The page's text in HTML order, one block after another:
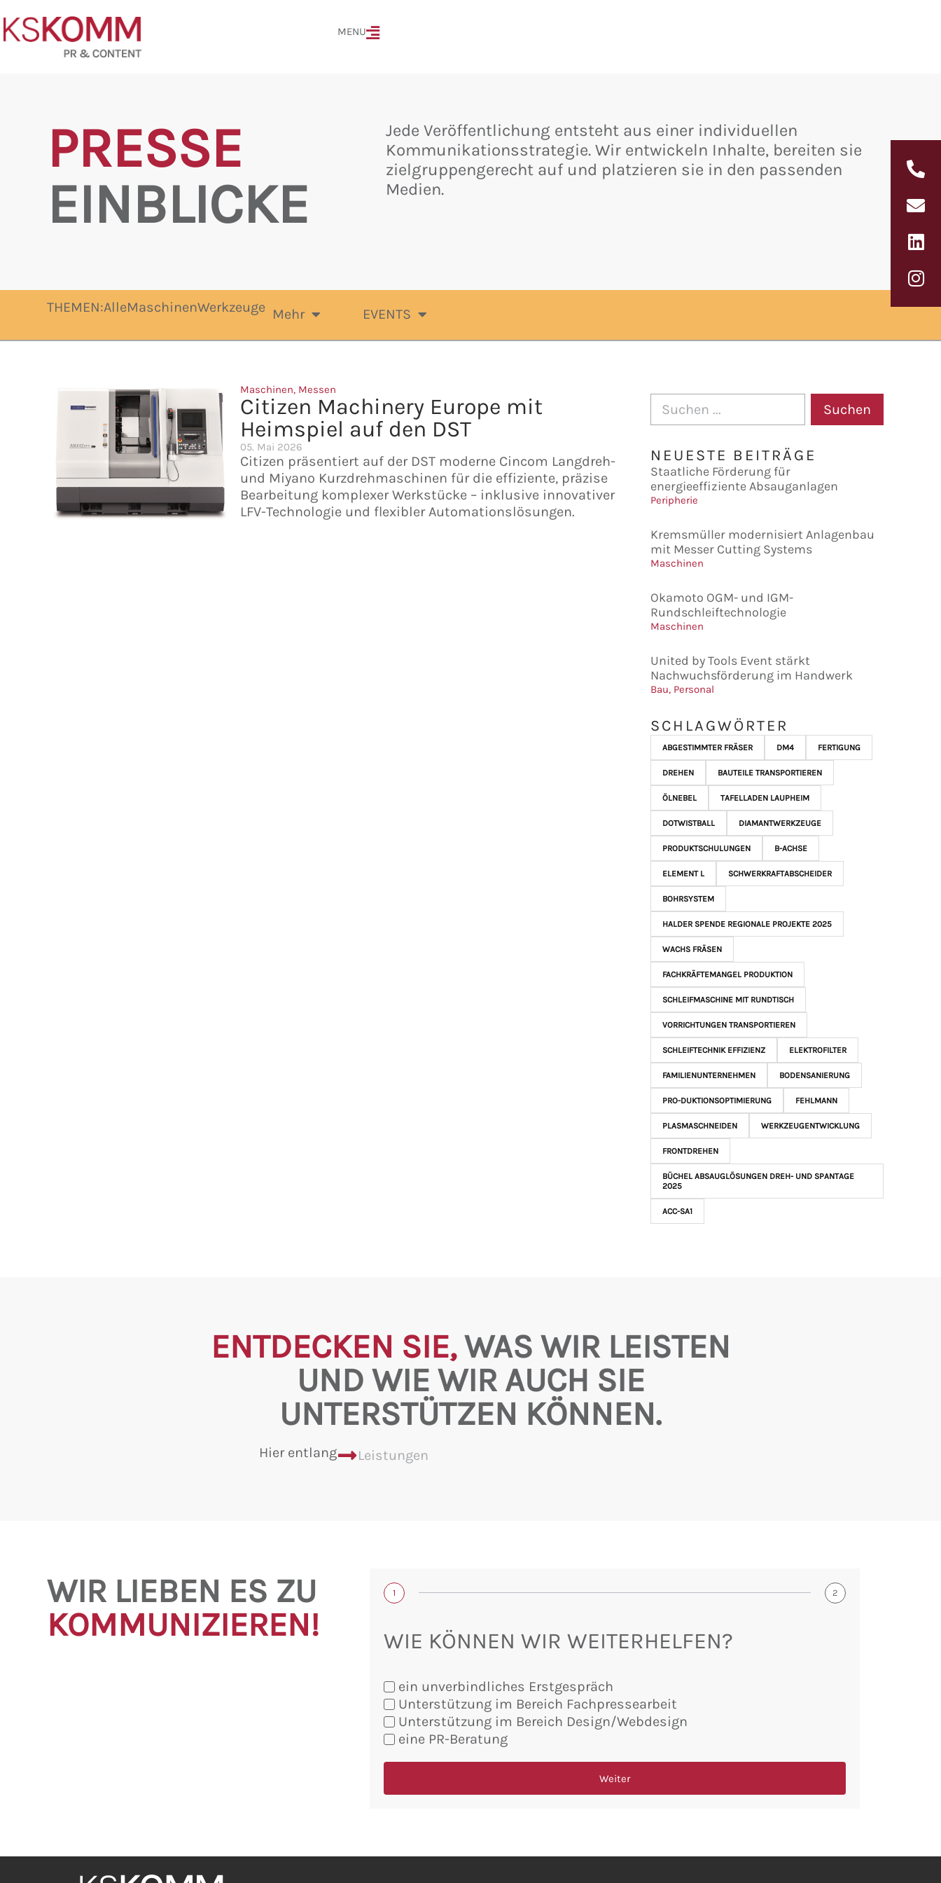
MENU MENÜ
PRESSE
EINBLICKE
Jede Veröffentlichung entsteht aus einer individuellen
Kommunikationsstrategie. Wir entwickeln Inhalte, bereiten sie
zielgruppengerecht auf und platzieren sie in den passenden
Medien.
THEMEN:AlleMaschinenWerkzeuge Mehr EVENTS
Maschinen, Messen
Citizen Machinery Europe mit
Heimspiel auf den DST
05. Mai 2026
Citizen präsentiert auf der DST moderne Cincom Langdreh-
und Miyano Kurzdrehmaschinen für die effiziente, präzise
Bearbeitung komplexer Werkstücke – inklusive innovativer
LFV-Technologie und flexibler Automationslösungen.
Suchen
NEUESTE BEITRÄGE
Staatliche Förderung für
energieeffiziente Absauganlagen
Peripherie
Kremsmüller modernisiert Anlagenbau
mit Messer Cutting Systems
Maschinen
Okamoto OGM- und IGM-
Rundschleiftechnologie
Maschinen
United by Tools Event stärkt
Nachwuchsförderung im Handwerk
Bau, Personal
SCHLAGWÖRTER
ABGESTIMMTER FRÄSER DM4 FERTIGUNG
DREHEN BAUTEILE TRANSPORTIEREN
ÖLNEBEL TAFELLADEN LAUPHEIM
DOTWISTBALL DIAMANTWERKZEUGE
PRODUKTSCHULUNGEN B-ACHSE
ELEMENT L SCHWERKRAFTABSCHEIDER
BOHRSYSTEM
HALDER SPENDE REGIONALE PROJEKTE 2025
WACHS FRÄSEN
FACHKRÄFTEMANGEL PRODUKTION
SCHLEIFMASCHINE MIT RUNDTISCH
VORRICHTUNGEN TRANSPORTIEREN
SCHLEIFTECHNIK EFFIZIENZ ELEKTROFILTER
FAMILIENUNTERNEHMEN BODENSANIERUNG
PRO-DUKTIONSOPTIMIERUNG FEHLMANN
PLASMASCHNEIDEN WERKZEUGENTWICKLUNG
FRONTDREHEN
BÜCHEL ABSAUGLÖSUNGEN DREH- UND SPANTAGE
2025
ACC-SA1
ENTDECKEN SIE,WAS WIR LEISTEN
UND WIE WIR AUCH SIE
UNTERSTÜTZEN KÖNNEN.
Hier entlang Leistungen
WIR LIEBEN ES ZU
KOMMUNIZIEREN!
1 2
WIE KÖNNEN WIR WEITERHELFEN?
Sie
möchten:
ein unverbindliches Erstgespräch
Unterstützung im Bereich Fachpressearbeit
Unterstützung im Bereich Design/Webdesign
eine PR-Beratung
Weiter